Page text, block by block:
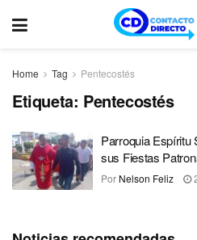
Home Tag Pentecostés
Etiqueta: Pentecostés
Parroquia Espíritu
sus Fiestas
Por Nelson Feliz